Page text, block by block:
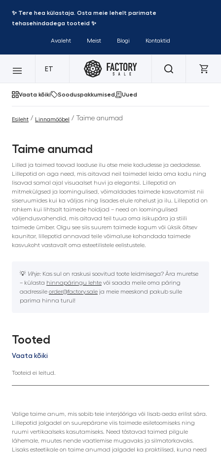
✨ Tere hea külastaja. Osta meie lehelt parimate
tehasehindadega tooteid ✨
Avaleht Meist Blogi Kontaktid
ET
Vaata kõiki Sooduspakkumised Uued
Esileht / Linnamööbel / Taime anumad
Taime anumad
Lilled ja taimed toovad looduse ilu otse meie kodudesse ja aedadesse.
Lillepotid on aga need, mis aitavad neil taimedel leida oma kodu ning
lisavad samal ajal visuaalset huvi ja elegantsi. Lillepotid on
mitmekülgsed ja loomingulised, võimaldades taimede kasvatamist nii
siseruumides kui ka väljas ning lisades elule rohelust ja ilu. Lillepotid on
rohkem kui lihtsalt taimede hoidjad – need on loomingulised
väljendusvahendid, mis aitavad teil tuua oma isikupära ja stiili
taimede ümber. Olgu see siis suurem taimede kogum või üksik õitsev
kaunitar, lillepotid annavad teile võimaluse kohandada taimede
kasvukoht vastavalt oma esteetilistele eelistustele.
💡 Vihje: Kas sul on raskusi soovitud toote leidmisega? Ära muretse
– külasta hinnapäringu lehte või saada meile oma päring
aadressile order@factory.sale ja meie meeskond pakub sulle
parima hinna turul!
Tooted
Vaata kõiki
Tooteid ei leitud.
Valige taime anum, mis sobib teie interjööriga või lisab aeda erilist sära.
Lillepotid jalgadel on suurepärane viis taimede esiletoomiseks ning
ruumi vertikaalseks kasutamiseks. Need tõstavad taimed pilgule
lähemale, muutes nende vaatlemise mugavaks ja silmatorkavaks.
Lisaks esteetikale on taime anumad jalgadel ka praktilised, kuna need